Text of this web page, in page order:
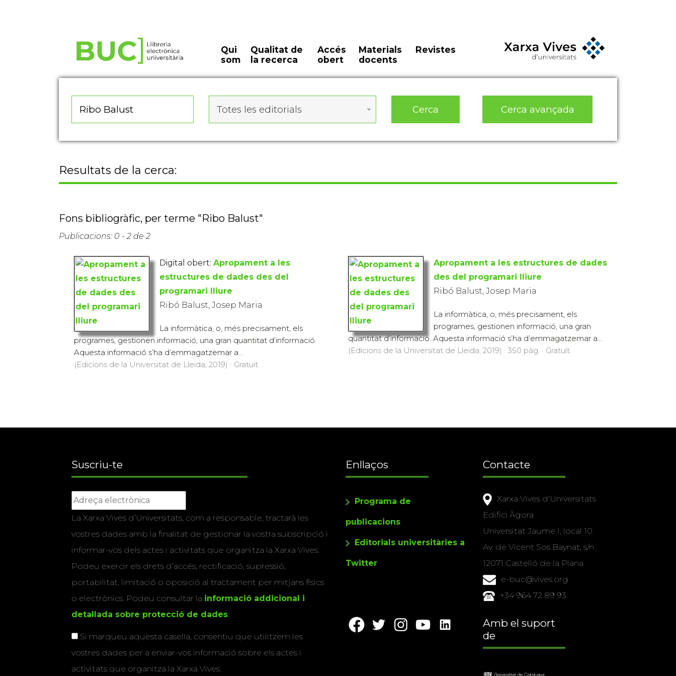
Qui
som
Qualitat de
la recerca
Accés
obert
Materials
docents
Revistes
Totes les editorials Cerca Cerca avançada
Resultats de la cerca:
Fons bibliogràfic, per terme "Ribo Balust"
Publicacions: 0 - 2 de 2
Digital obert: Apropament a les
estructures de dades des del
programari lliure
Ribó Balust, Josep Maria
La informàtica, o, més precisament, els
programes, gestionen informació, una gran quantitat d’informació.
Aquesta informació s’ha d’emmagatzemar a...
(Edicions de la Universitat de Lleida, 2019) · Gratuït
Apropament a les estructures de dades
des del programari lliure
Ribó Balust, Josep Maria
La informàtica, o, més precisament, els
programes, gestionen informació, una gran
quantitat d’informació. Aquesta informació s’ha d’emmagatzemar a...
(Edicions de la Universitat de Lleida, 2019) · 350 pàg. · Gratuït
Suscriu-te
La Xarxa Vives d’Universitats, com a responsable, tractarà les
vostres dades amb la finalitat de gestionar la vostra subscripció i
informar-vos dels actes i activitats que organitza la Xarxa Vives.
Podeu exercir els drets d’accés, rectificació, supressió,
portabilitat, limitació o oposició al tractament per mitjans físics
o electrònics. Podeu consultar la informació addicional i
detallada sobre protecció de dades.
Si marqueu aquesta casella, consentiu que utilitzem les
vostres dades per a enviar-vos informació sobre els actes i
activitats que organitza la Xarxa Vives.
Enllaços
Programa de
publicacions
Editorials universitàries a
Twitter
Contacte
Xarxa Vives d'Universitats
Edifici Àgora
Universitat Jaume I, local 10
Av. de Vicent Sos Baynat, s/n
12071 Castelló de la Plana
e-buc@vives.org
+34 964 72 89 93
Amb el suport
de